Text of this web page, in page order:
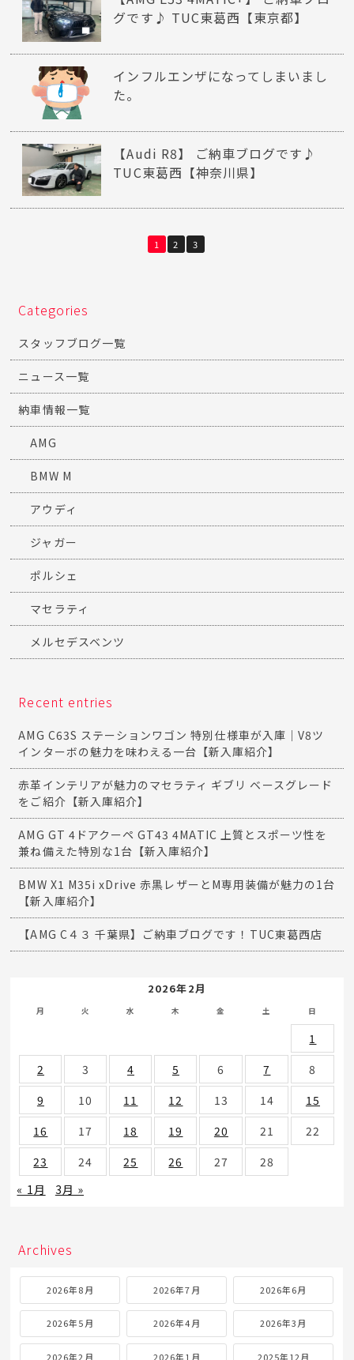
グです♪ TUC東葛西【東京都】
インフルエンザになってしまいまし
た。
【Audi R8】 ご納車ブログです♪
TUC東葛西【神奈川県】
1 2 3
Categories
スタッフブログ一覧
ニュース一覧
納車情報一覧
AMG
BMW M
アウディ
ジャガー
ポルシェ
マセラティ
メルセデスベンツ
Recent entries
AMG C63S ステーションワゴン 特別仕様車が入庫｜V8ツ
インターボの魅力を味わえる一台【新入庫紹介】
赤革インテリアが魅力のマセラティ ギブリ ベースグレード
をご紹介【新入庫紹介】
AMG GT 4ドアクーペ GT43 4MATIC 上質とスポーツ性を
兼ね備えた特別な1台【新入庫紹介】
BMW X1 M35i xDrive 赤黒レザーとM専用装備が魅力の1台
【新入庫紹介】
【AMG C４３ 千葉県】ご納車ブログです！TUC東葛西店
2026年2月
月 火 水 木 金 土 日
1
2
3 4 5 6 7
8
9
10 11 12 13 14
15
16
17 18 19 20 21
22
23
24 25 26 27
28
« 1月
3月 »
Archives
2026年8月 2026年7月 2026年6月
2026年5月 2026年4月 2026年3月
2026年2月 2026年1月 2025年12月